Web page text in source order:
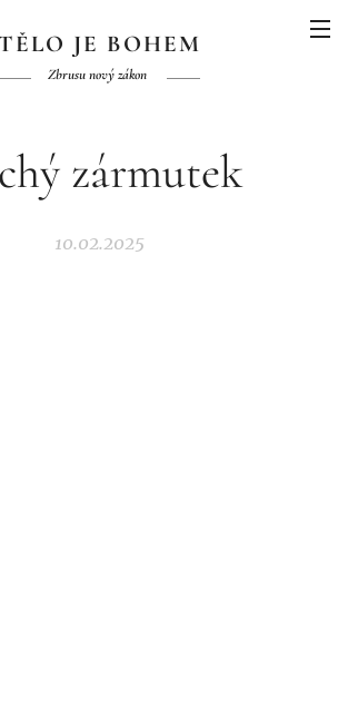
TĚLO JE BOHEM
Zbrusu nový zákon
zármutek
10.02.2025